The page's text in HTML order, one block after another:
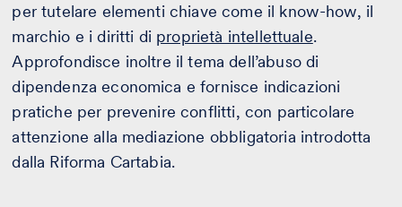
per tutelare elementi chiave come il know-how, il
marchio e i diritti di proprietà intellettuale.
Approfondisce inoltre il tema dell’abuso di
dipendenza economica e fornisce indicazioni
pratiche per prevenire conflitti, con particolare
attenzione alla mediazione obbligatoria introdotta
dalla Riforma Cartabia.